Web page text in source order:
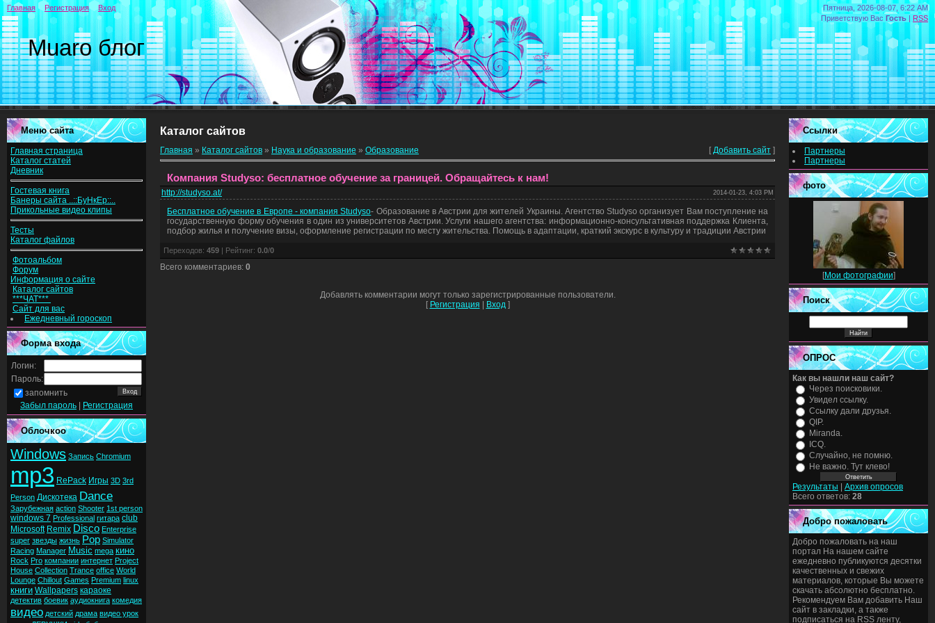
Пятница, 2026-08-07, 6:22 AM
Приветствую Вас Гость | RSS
Muaro блог
Главная Регистрация Вход
Меню сайта
Главная страница
Каталог статей
Дневник
Гостевая книга
Банеры сайта ..::БуНкЕр::..
Прикольные видео клипы
Тесты
Каталог файлов
Фотоальбом
Форум
Информация о сайте
Каталог сайтов
***ЧАТ***
Сайт для вас
Ежедневный гороскоп
Форма входа
Логин:
Пароль:
запомнить
Забыл пароль
Регистрация
Облочкоо
Windows Запись Chromium
mp3 RePack Игры 3D 3rd
Person Дискотека Dance
Зарубежная action Shooter 1st person
windows 7 Professional гитара club
Microsoft Remix Disco Enterprise
super звезды жизнь Pop Simulator
Racing Manager Music mega кино
Rock Pro компании интернет Project
House Collection Trance office World
Lounge Chillout Games Premium linux
книги Wallpapers караоке
детектив боевик аудиокнига комедия
видео детский драма видео урок
Каталог сайтов
Главная » Каталог сайтов » Наука и образование » Образование [ Добавить сайт ]
Компания Studyso: бесплатное обучение за границей. Обращайтесь к нам!
http://studyso.at/ 2014-01-23, 4:03 PM
Бесплатное обучение в Европе - компания Studyso- Образование в Австрии для жителей Украины. Агентство Studyso организует Вам поступление на
государственную форму обучения в один из университетов Австрии. Услуги нашего агентства: информационно-консультативная поддержка Клиента,
подбор жилья и получение визы, оформление регистрации по месту жительства. Помощь в адаптации, краткий экскурс в культуру и традиции Австрии
Переходов: 459 | Рейтинг: 0.0/0
Всего комментариев: 0
Добавлять комментарии могут только зарегистрированные пользователи.
[ Регистрация | Вход ]
Ссылки
Партнеры
Партнеры
фото
[Мои фотографии]
Поиск
ОПРОС
Как вы нашли наш сайт?
Через поисковики.
Увидел ссылку.
Ссылку дали друзья.
QIP.
Miranda.
ICQ.
Случайно, не помню.
Не важно. Тут клево!
Результаты
Архив опросов
Всего ответов: 28
Добро пожаловать
Добро пожаловать на наш
портал На нашем сайте
ежедневно публикуются десятки
качественных и свежих
материалов, которые Вы можете
скачать абсолютно бесплатно.
Рекомендуем Вам добавить Наш
сайт в закладки, а также
подписаться на RSS ленту,